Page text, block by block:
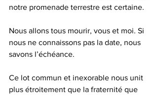
notre promenade terrestre est certaine.
Nous allons tous mourir, vous et moi. Si
nous ne connaissons pas la date, nous
savons l’échéance.
Ce lot commun et inexorable nous unit
plus étroitement que la fraternité que